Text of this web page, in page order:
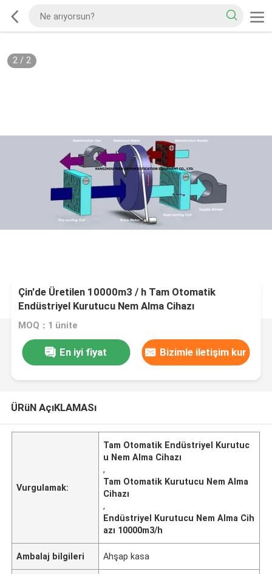
2/ 2
Çin'de Üretilen 10000m3 / h Tam Otomatik
Endüstriyel Kurutucu Nem Alma Cihazı
MOQ：1 ünite
En iyi fiyat Bizimle iletişim kur
ÜRüN AçıKLAMASı
Vurgulamak:
Tam Otomatik Endüstriyel Kurutuc
u Nem Alma Cihazı
,
Tam Otomatik Kurutucu Nem Alma
Cihazı
,
Endüstriyel Kurutucu Nem Alma Cih
azı 10000m3/h
Ambalaj bilgileri Ahşap kasa